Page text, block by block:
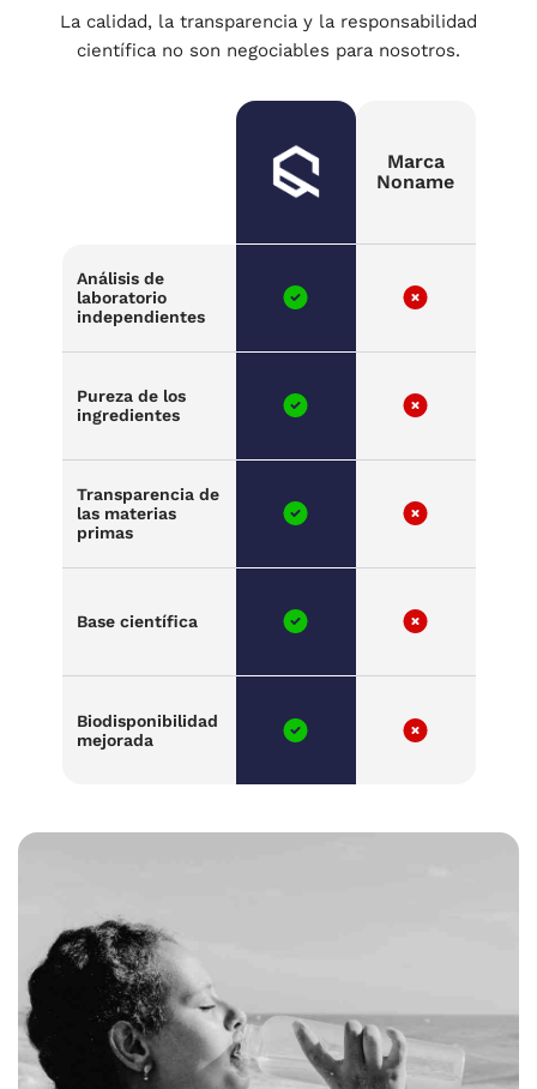
La calidad, la transparencia y la responsabilidad
científica no son negociables para nosotros.
Marca
Noname
Análisis de
laboratorio
independientes
Pureza de los
ingredientes
Transparencia de
las materias
primas
Base científica
Biodisponibilidad
mejorada